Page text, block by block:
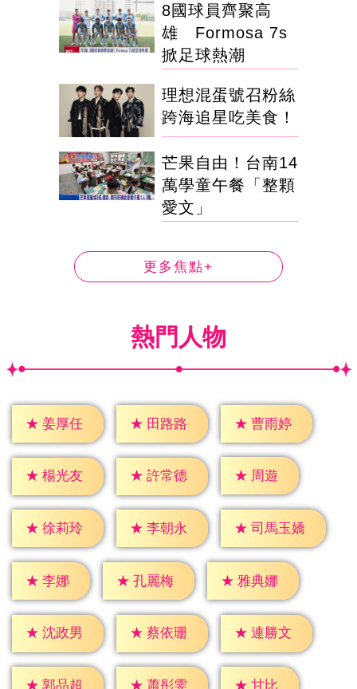
8國球員齊聚高
雄 Formosa 7s
掀足球熱潮
理想混蛋號召粉絲
跨海追星吃美食！
芒果自由！台南14
萬學童午餐「整顆
愛文」
更多焦點+
熱門人物
★ 姜厚任 ★ 田路路 ★ 曹雨婷
★ 楊光友 ★ 許常德 ★ 周遊
★ 徐莉玲 ★ 李朝永 ★ 司馬玉嬌
★ 李娜 ★ 孔麗梅 ★ 雅典娜
★ 沈政男 ★ 蔡依珊 ★ 連勝文
★ 郭品超 ★ 蕭彤雯 ★ 甘比